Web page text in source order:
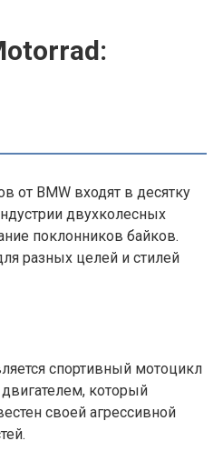
BMW входят в десятку
двухколесных
поклонников байков.
разных целей и стилей
спортивный мотоцикл
который
своей агрессивной